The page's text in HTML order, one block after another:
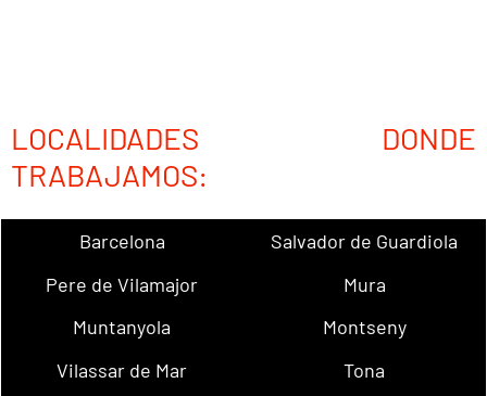
LOCALIDADES DONDE
TRABAJAMOS:
Barcelona
Salvador de Guardiola
Pere de Vilamajor
Mura
Muntanyola
Montseny
Vilassar de Mar
Tona